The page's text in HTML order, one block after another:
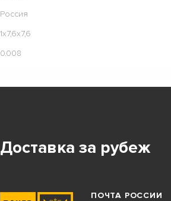
Россия
1х7,6х7,6
0.008
Доставка за рубеж
ПОЧТА РОССИИ